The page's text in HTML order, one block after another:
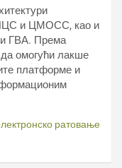
и ЦМОСС, као и
ГВА. Према
омогући лакше
платформе и
ратовање